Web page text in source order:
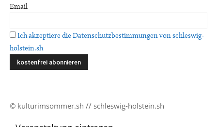
Email
Ich akzeptiere die Datenschutzbestimmungen von schleswig-
holstein.sh
© kulturimsommer.sh // schleswig-holstein.sh